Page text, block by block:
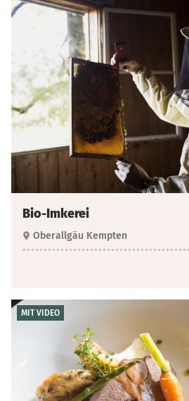
Bio-Imkerei
Oberallgäu Kempten
MIT VIDEO